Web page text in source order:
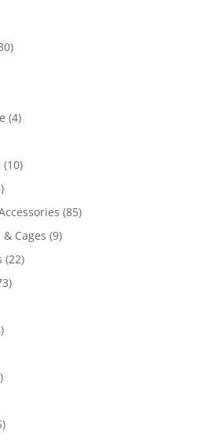
(4)
(10)
(85)
Cages (9)
(22)